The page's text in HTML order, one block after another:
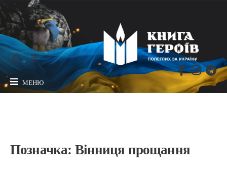
МЕНЮ
Позначка: Вінниця прощання